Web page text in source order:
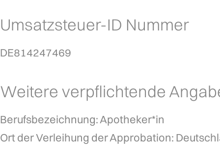
Umsatzsteuer-ID Nummer
DE814247469
Weitere verpflichtende
Berufsbezeichnung: Apotheker*in
Ort der Verleihung der Approbation: